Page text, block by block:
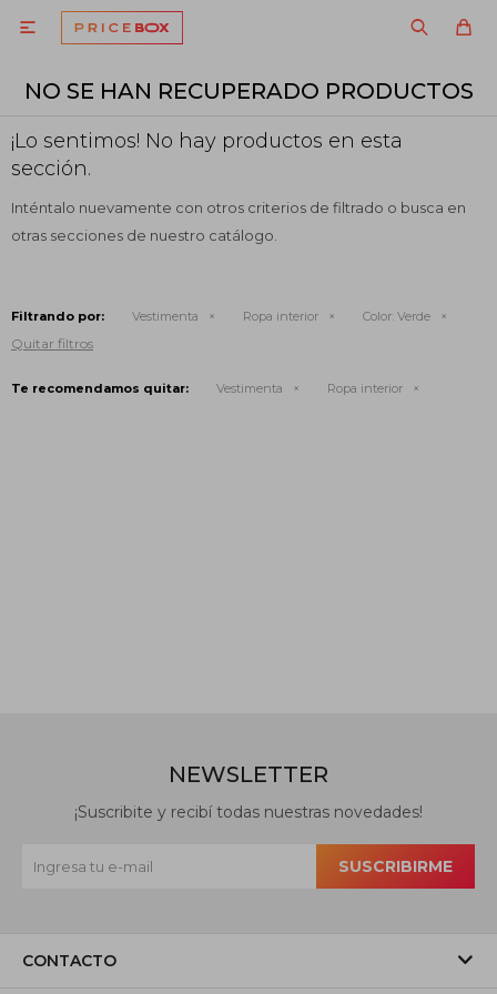

NO SE HAN RECUPERADO PRODUCTOS
¡Lo sentimos! No hay productos en esta
sección.
Inténtalo nuevamente con otros criterios de filtrado o busca en
otras secciones de nuestro catálogo.
Filtrando por: Vestimenta Ropa interior Color: Verde
Quitar filtros
Te recomendamos quitar: Vestimenta Ropa interior
CONTACTO
NEWSLETTER
¡Suscribite y recibí todas nuestras novedades!
SUSCRIBIRME